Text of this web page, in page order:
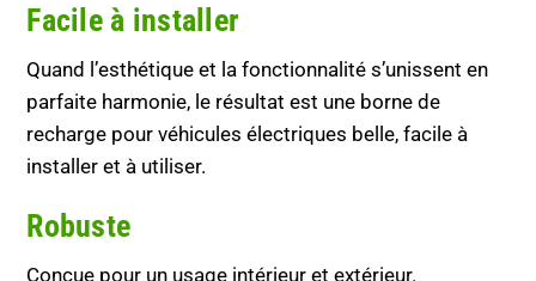
Facile à installer
Quand l’esthétique et la fonctionnalité s’unissent en
parfaite harmonie, le résultat est une borne de
recharge pour véhicules électriques belle, facile à
installer et à utiliser.
Robuste
Conçue pour un usage intérieur et extérieur.